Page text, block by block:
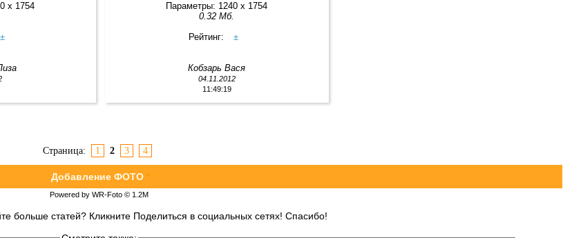
x 1754
±
Параметры: 1240 x 1754
0.32 Мб.
Рейтинг:
±
Кобзарь Вася
04.11.2012
11:49:19
Страница: 1 2 3 4
Добавление ФОТО *
Powered by WR-Foto © 1.2М
больше статей? Кликните Поделиться в социальных сетях! Спасибо!